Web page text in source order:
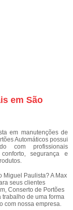
em São
em manutenções de
Automáticos possui
com profissionais
segurança e
Miguel Paulista? A Max
seus clientes
Conserto de Portões
trabalho de uma forma
com nossa empresa.